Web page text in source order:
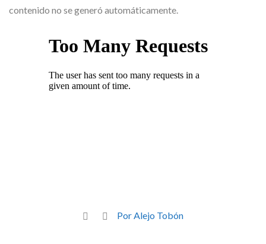
contenido no se generó automáticamente.
Por Alejo Tobón